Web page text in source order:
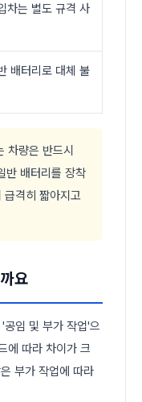
차는 별도 규격 사
배터리로 대체 불
차량은 반드시
반 배터리를 장착
급격히 짧아지고
요
임 및 부가 작업'으
에 따라 차이가 크
부가 작업에 따라